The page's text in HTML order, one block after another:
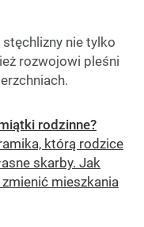
nie tylko
rozwojowi pleśni
rodzinne?
którą rodzice
skarby. Jak
mieszkania